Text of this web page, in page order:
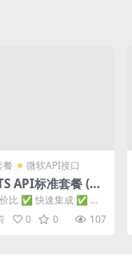
餐 微软API接口
API标准套餐 (50
符)
比 ✅ 快速集成 ✅ 稳
即买即用 套餐核心规
称：...
0 0 107